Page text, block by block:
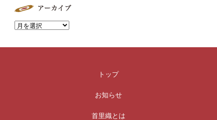
トップ
お知らせ
首里織とは